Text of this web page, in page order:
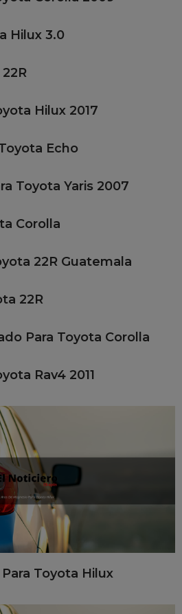
Hilux 3.0
Hilux 2017
Echo
Toyota Yaris 2007
Corolla
22R Guatemala
22R
Para Toyota Corolla
Rav4 2011
Toyota Hilux